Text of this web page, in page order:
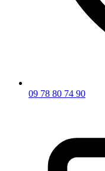
09 78 80 74 90